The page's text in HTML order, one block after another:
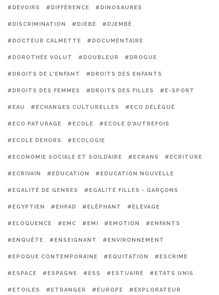
#DEVOIRS #DIFFÉRENCE #DINOSAURES
#DISCRIMINATION #DJEBÉ #DJEMBÉ
#DOCTEUR CALMETTE #DOCUMENTAIRE
#DOROTHÉE VOLUT #DOUBLEUR #DROGUE
#DROITS DE L'ENFANT #DROITS DES ENFANTS
#DROITS DES FEMMES #DROITS DES FILLES #E-SPORT
#EAU #ECHANGES CULTURELLES #ECO DÉLÉGUÉ
#ECO PATURAGE #ECOLE #ECOLE D'AUTREFOIS
#ECOLE DEHORS #ECOLOGIE
#ECONOMIE SOCIALE ET SOILDAIRE #ECRANS #ECRITURE
#ECRIVAIN #EDUCATION #EDUCATION NOUVELLE
#EGALITÉ DE GENRES #EGALITÉ FILLES - GARÇONS
#EGYPTIEN #EHPAD #ELÉPHANT #ELEVAGE
#ELOQUENCE #EMC #EMI #EMOTION #ENFANTS
#ENQUÊTE #ENSEIGNANT #ENVIRONNEMENT
#EPOQUE CONTEMPORAINE #EQUITATION #ESCRIME
#ESPACE #ESPAGNE #ESS #ESTUAIRE #ETATS UNIS
#ETOILES #ETRANGER #EUROPE #EXPLORATEUR